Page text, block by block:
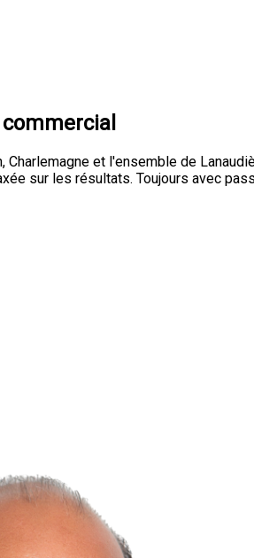
et l'ensemble de
sur les résultats. Toujours avec